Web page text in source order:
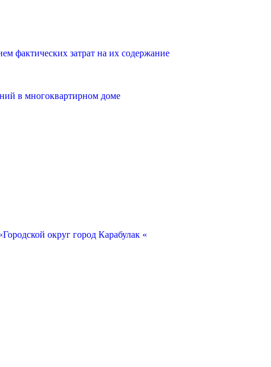
фактических затрат на их содержание
в многоквартирном доме
округ город Карабулак «